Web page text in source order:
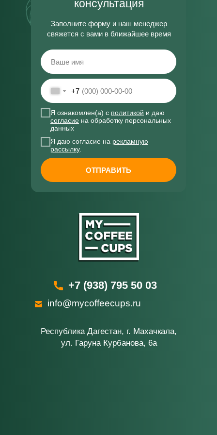
консультация
Заполните форму и наш менеджер
свяжется с вами в ближайшее время
+7
Я ознакомлен(а) с политикой и даю
согласие на обработку персональных
данных
Я даю согласие на рекламную
рассылку.
ОТПРАВИТЬ
+7 (938) 795 50 03
Республика Дагестан, г. Махачкала,
ул. Гаруна Курбанова, 6а
info@mycoffeecups.ru